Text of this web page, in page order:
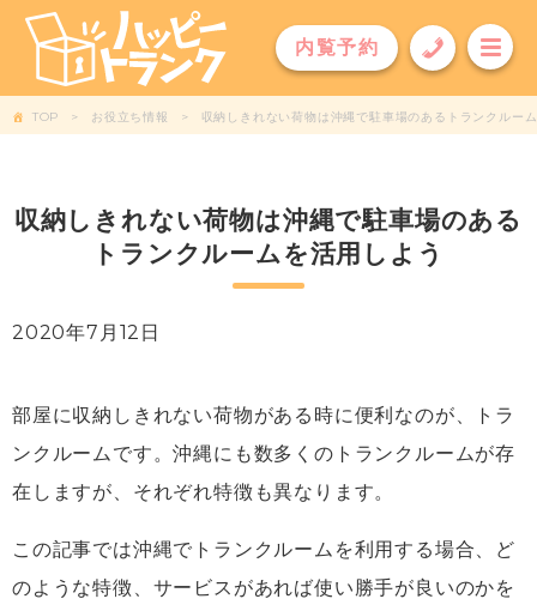
内覧予約
TOP お役立ち情報 収納しきれない荷物は沖縄で駐車場のあるトランクルー
収納しきれない荷物は沖縄で駐車場のある
トランクルームを活用しよう
2020年7月12日
部屋に収納しきれない荷物がある時に便利なのが、トラ
ンクルームです。沖縄にも数多くのトランクルームが存
在しますが、それぞれ特徴も異なります。
この記事では沖縄でトランクルームを利用する場合、ど
のような特徴、サービスがあれば使い勝手が良いのかを